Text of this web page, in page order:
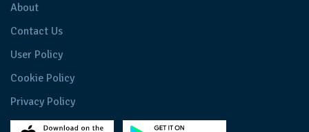
About
Contact Us
User Policy
Cookie Policy
Privacy Policy